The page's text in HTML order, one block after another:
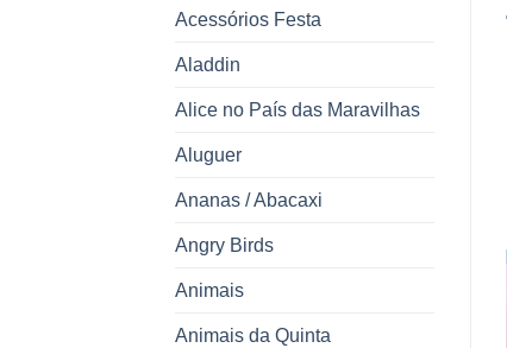
Acessórios Festa
Aladdin
Alice no País das Maravilhas
Aluguer
Ananas / Abacaxi
Angry Birds
Animais
Animais da Quinta